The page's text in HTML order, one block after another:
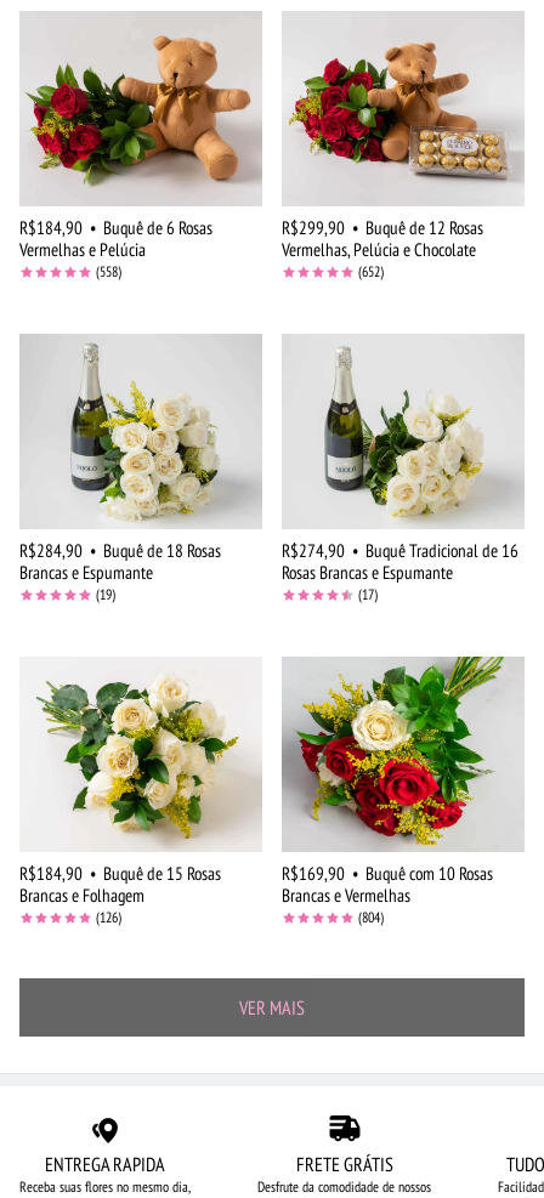
R$184,90 • Buquê de 6 Rosas
Vermelhas e Pelúcia
(558)
R$299,90 • Buquê de 12 Rosas
Vermelhas, Pelúcia e Chocolate
(652)
R$284,90 • Buquê de 18 Rosas
Brancas e Espumante
(19)
R$274,90 • Buquê Tradicional de 16
Rosas Brancas e Espumante
(17)
R$184,90 • Buquê de 15 Rosas
Brancas e Folhagem
(126)
R$169,90 • Buquê com 10 Rosas
Brancas e Vermelhas
(804)
VER MAIS
ENTREGA RAPIDA
Receba suas flores no mesmo dia,
FRETE GRÁTIS
Desfrute da comodidade de nossos